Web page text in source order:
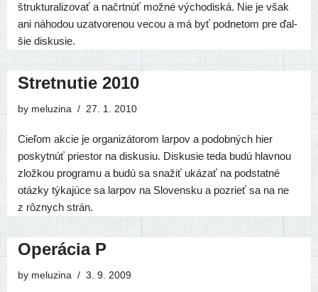
štruk­tu­ra­li­zo­vať a načrt­núť mož­né výcho­dis­ká. Nie je však
ani náho­dou uzat­vo­re­nou vecou a má byť pod­ne­tom pre ďal­
šie diskusie.
Stretnutie 2010
by meluzina 27. 1. 2010
Cieľom akcie je orga­ni­zá­to­rom lar­pov a podob­ných hier
poskyt­núť pries­tor na dis­ku­siu. Diskusie teda budú hlav­nou
zlož­kou prog­ra­mu a budú sa sna­žiť uká­zať na pod­stat­né
otáz­ky týka­jú­ce sa lar­pov na Slovensku a pozrieť sa na ne
z rôz­nych strán.
Operácia P
by meluzina 3. 9. 2009